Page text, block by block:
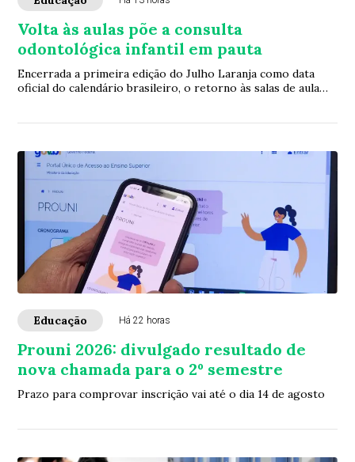
Volta às aulas põe a consulta
odontológica infantil em pauta
Encerrada a primeira edição do Julho Laranja como data
oficial do calendário brasileiro, o retorno às salas de aula
Educação Há 22 horas
Prouni 2026: divulgado resultado de
nova chamada para o 2º semestre
Prazo para comprovar inscrição vai até o dia 14 de agosto